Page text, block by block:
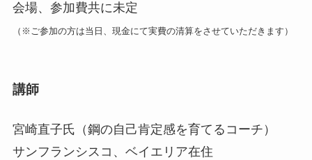
会場、参加費共に未定
（※ご参加の方は当日、現金にて実費の清算をさせていただきます）
講師
宮崎直子氏（鋼の自己肯定感を育てるコーチ）
サンフランシスコ、ベイエリア在住